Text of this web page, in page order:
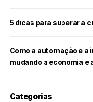
5 dicas para superar a
Como a automação e
mudando a economia e
Categorias